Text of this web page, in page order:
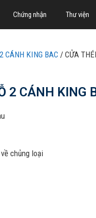
Chứng nhận Thư viện
CÁNH KING BAC / CỬA
2 CÁNH KING
chủng loại